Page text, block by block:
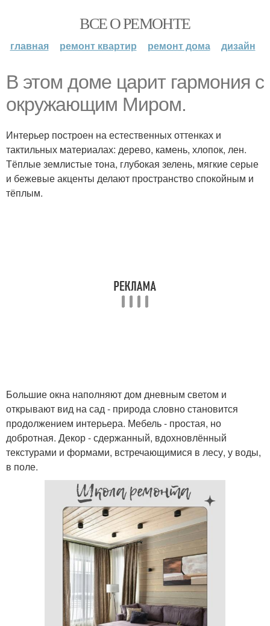
ВСЕ О РЕМОНТЕ
главная ремонт квартир ремонт дома дизайн
В этом доме царит гармония с
окружающим Миром.
Интерьер построен на естественных оттенках и
тактильных материалах: дерево, камень, хлопок, лен.
Тёплые землистые тона, глубокая зелень, мягкие серые
и бежевые акценты делают пространство спокойным и
тёплым.
Большие окна наполняют дом дневным светом и
открывают вид на сад - природа словно становится
продолжением интерьера. Мебель - простая, но
добротная. Декор - сдержанный, вдохновлённый
текстурами и формами, встречающимися в лесу, у воды,
в поле.